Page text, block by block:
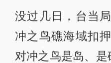
没过几日，台当
冲之鸟礁海域扣
对冲之鸟是岛、是